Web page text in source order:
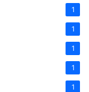
1
1
1
1
1